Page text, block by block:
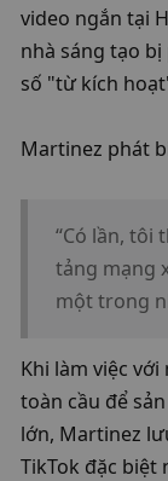
video ngắn tại
nhà sáng tạo
số "từ kích
Martinez phát
“Có lần, tôi
tảng mạng
một trong
Khi làm việc
toàn cầu để
lớn, Martinez
TikTok đặc biệt